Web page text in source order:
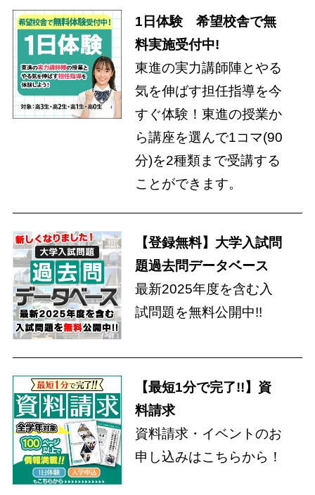
1日体験 希望校舎で無
料実施受付中!
東進の実力講師陣とやる
気を伸ばす担任指導を今
すぐ体験！東進の授業か
ら講座を選んで1コマ(90
分)を2種類まで受講する
ことができます。
【登録無料】大学入試問
題過去問データベース
最新2025年度を含む入
試問題を無料公開中!!
【最短1分で完了!!】資
料請求
資料請求・イベントのお
申し込みはこちらから！